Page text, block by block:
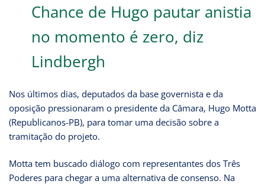
Chance de Hugo pautar anistia
no momento é zero, diz
Lindbergh
Nos últimos dias, deputados da base governista e da
oposição pressionaram o presidente da Câmara, Hugo Motta
(Republicanos-PB), para tomar uma decisão sobre a
tramitação do projeto.
Motta tem buscado diálogo com representantes dos Três
Poderes para chegar a uma alternativa de consenso. Na